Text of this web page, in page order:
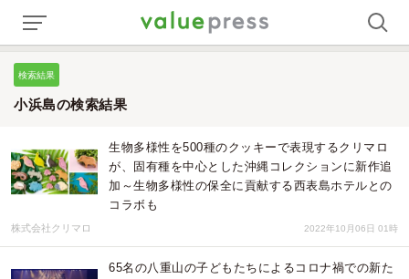
検索結果
小浜島の検索結果
生物多様性を500種のクッキーで表現するクリマロ
が、固有種を中心とした沖縄コレクションに新作追
加～生物多様性の保全に貢献する西表島ホテルとの
コラボも
株式会社クリマロ 2022年10月06日 01時
65名の八重山の子どもたちによるコロナ禍での新た